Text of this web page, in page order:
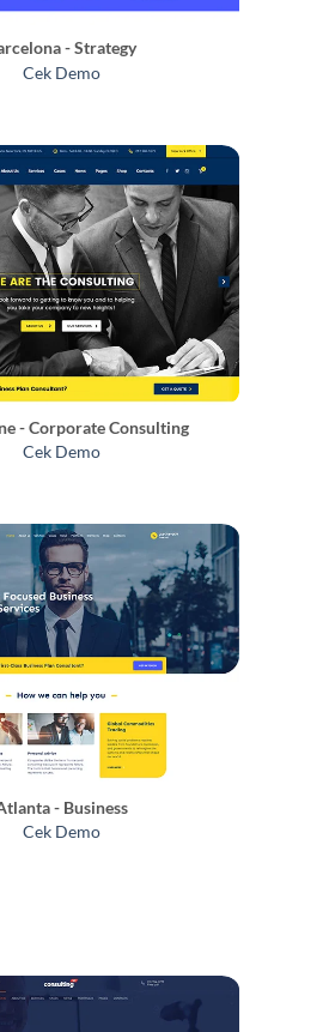
- Strategy
Cek Demo
- Corporate Consulting
Cek Demo
- Business
Cek Demo